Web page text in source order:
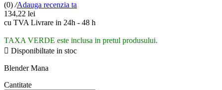
(0) /Adauga recenzia ta
134,22 lei
cu TVA Livrare in 24h - 48 h
TAXA VERDE este inclusa in pretul produsului.
 Disponibiltate in stoc
Blender Mana
Cantitate